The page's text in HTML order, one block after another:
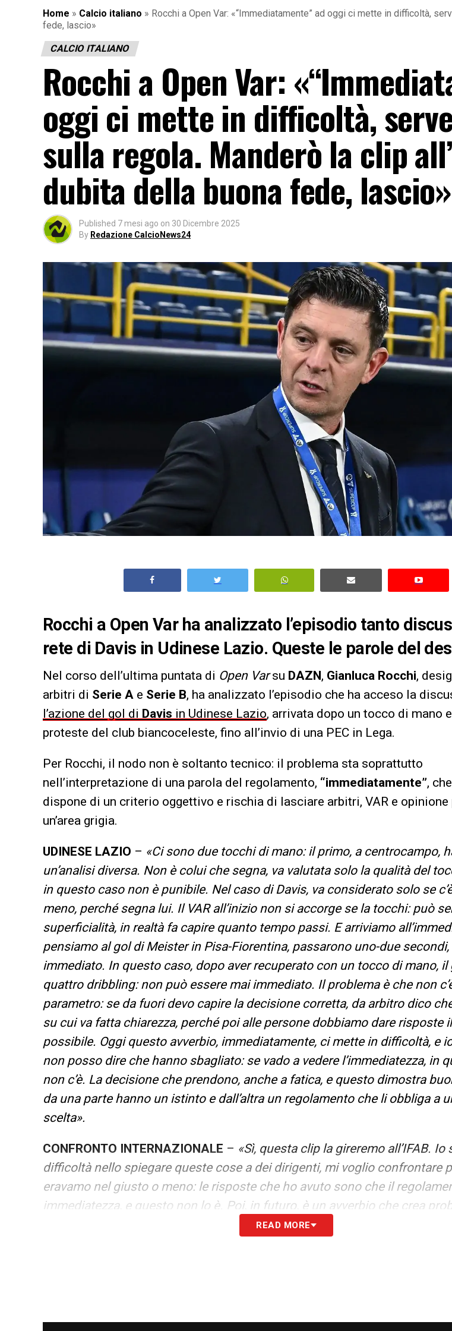
Home » Calcio italiano » Rocchi a Open Var: «“Immediatamente” ad oggi ci mette in difficoltà,
fede, lascio»
CALCIO ITALIANO
Rocchi a Open Var:
oggi ci mette in difficoltà,
sulla regola. Manderò la clip
dubita della buona fede, lascio»
Published 7 mesi ago on 30 Dicembre 2025
By Redazione CalcioNews24
Rocchi a Open Var ha analizzato l’episodio tanto
rete di Davis in Udinese Lazio. Queste le parole del
Nel corso dell’ultima puntata di Open Varsu DAZN, Gianluca Rocchi,
arbitri di Serie A e Serie B, ha analizzato l’episodio che ha acceso la
l’azione del gol di Davis in Udinese Lazio, arrivata dopo un tocco di mano
proteste del club biancoceleste, fino all’invio di una PEC in Lega.
Per Rocchi, il nodo non è soltanto tecnico: il problema sta soprattutto
nell’interpretazione di una parola del regolamento, “immediatamente”,
dispone di un criterio oggettivo e rischia di lasciare arbitri, VAR e opinione
un’area grigia.
UDINESE LAZIO – «Ci sono due tocchi di mano: il primo, a centrocampo,
un’analisi diversa. Non è colui che segna, va valutata solo la qualità del
in questo caso non è punibile. Nel caso di Davis, va considerato solo se
meno, perché segna lui. Il VAR all’inizio non si accorge se la tocchi: può
superficialità, in realtà fa capire quanto tempo passi. E arriviamo
pensiamo al gol di Meister in Pisa-Fiorentina, passarono uno-due secondi,
immediato. In questo caso, dopo aver recuperato con un tocco di mano, il
quattro dribbling: non può essere mai immediato. Il problema è che non
parametro: se da fuori devo capire la decisione corretta, da arbitro dico
su cui va fatta chiarezza, perché poi alle persone dobbiamo dare risposte
possibile. Oggi questo avverbio, immediatamente, ci mette in difficoltà, e
non posso dire che hanno sbagliato: se vado a vedere l’immediatezza, in
non c’è. La decisione che prendono, anche a fatica, e questo dimostra
da una parte hanno un istinto e dall’altra un regolamento che li obbliga a
scelta».
CONFRONTO INTERNAZIONALE – «Sì, questa clip la gireremo all’IFAB. Io
difficoltà nello spiegare queste cose a dei dirigenti, mi voglio confrontare
eravamo nel giusto o meno: le risposte che ho avuto sono che il
immediatezza, e questo non lo è. Poi, in futuro, è un avverbio che crea
PROPOSTA MARELLI E SENSO DELLA REGOLA–«Io ragiono da
READ MORE